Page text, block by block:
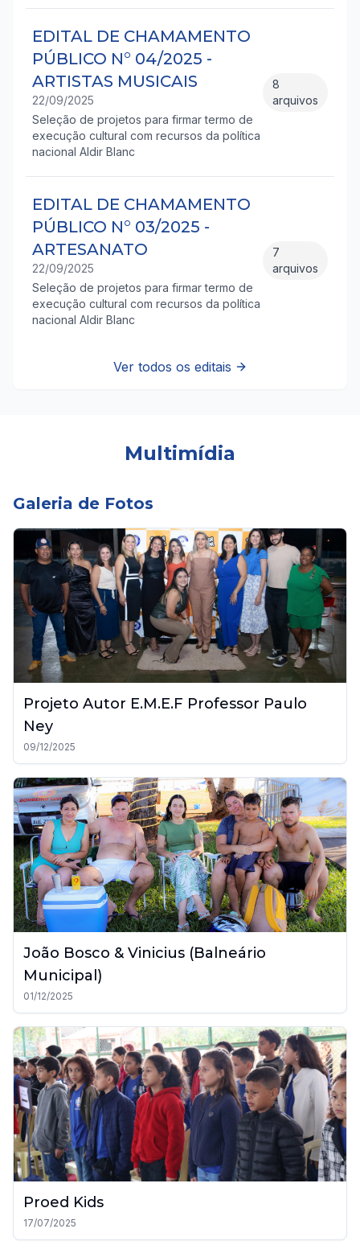
EDITAL DE CHAMAMENTO
PÚBLICO N° 04/2025 -
ARTISTAS MUSICAIS
22/09/2025
Seleção de projetos para firmar termo de
execução cultural com recursos da política
nacional Aldir Blanc
8
arquivos
EDITAL DE CHAMAMENTO
PÚBLICO N° 03/2025 -
ARTESANATO
22/09/2025
Seleção de projetos para firmar termo de
execução cultural com recursos da política
nacional Aldir Blanc
7
arquivos
Ver todos os editais
Multimídia
Galeria de Fotos
Projeto Autor E.M.E.F Professor Paulo
Ney
09/12/2025
João Bosco & Vinicius (Balneário
Municipal)
01/12/2025
Proed Kids
17/07/2025